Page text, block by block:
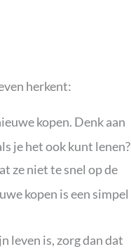
herkent:
kopen. Denk aan
je het ook kunt lenen?
ze niet te snel op de
kopen is een simpel
leven is, zorg dan dat